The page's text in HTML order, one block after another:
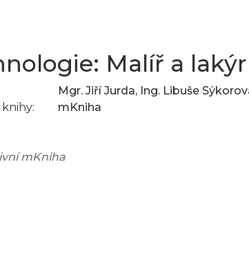
Malíř a
Mgr. Jiří Jurda, Ing. Libuše
mKniha
mKniha